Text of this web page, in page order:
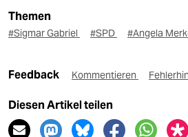
Themen
#Sigmar Gabriel #SPD #Angela
Feedback Kommentieren
Diesen Artikel teilen